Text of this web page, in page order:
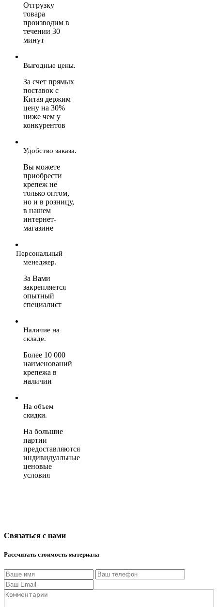
Отгрузку
товара
производим в
течении 30
минут
Выгодные цены.
За счет прямых
поставок с
Китая держим
цену на 30%
ниже чем у
конкурентов
Удобство заказа.
Вы можете
приобрести
крепеж не
только оптом,
но и в розницу,
в нашем
интернет-
магазине
Персональный
менеджер.
За Вами
закрепляется
опытный
специалист
Наличие на
складе.
Более 10 000
наименований
крепежа в
наличии
На объем
скидки.
На большие
партии
предоставляются
индивидуальные
ценовые
условия
Связаться с нами
Рассчитать стоимость материала